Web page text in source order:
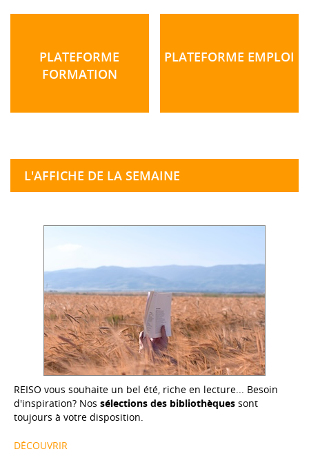
PLATEFORME
FORMATION
PLATEFORME EMPLOI
L'AFFICHE DE LA SEMAINE
REISO vous souhaite un bel été, riche en lecture... Besoin
d'inspiration? Nos sélections des bibliothèques sont
toujours à votre disposition.
DÉCOUVRIR